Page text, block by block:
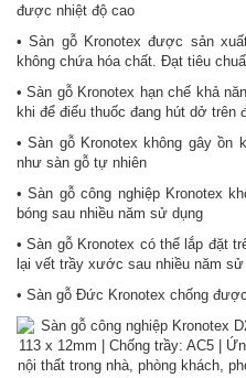
được nhiệt độ cao
• Sàn gỗ Kronotex được sản
không chứa hóa chất. Đạt tiêu
• Sàn gỗ Kronotex hạn chế khả
khi để điếu thuốc đang hút dở trên
• Sàn gỗ Kronotex không gây ồn
như sàn gỗ tự nhiên
• Sàn gỗ công nghiệp Kronotex
bóng sau nhiều năm sử dụng
• Sàn gỗ Kronotex có thể lắp đặt
lại vết trầy xước sau nhiều năm sử
• Sàn gỗ Đức Kronotex chống